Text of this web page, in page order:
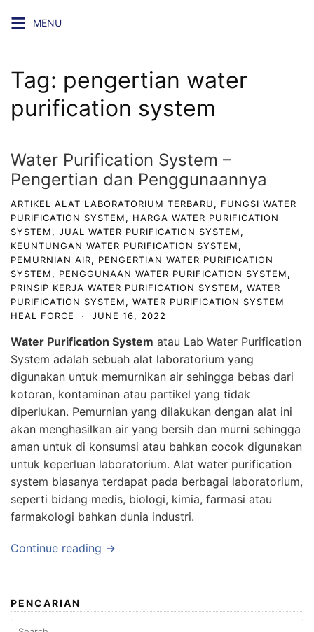
MENU
Tag: pengertian water
purification system
Water Purification System –
Pengertian dan Penggunaannya
ARTIKEL ALAT LABORATORIUM TERBARU, FUNGSI WATER
PURIFICATION SYSTEM, HARGA WATER PURIFICATION
SYSTEM, JUAL WATER PURIFICATION SYSTEM,
KEUNTUNGAN WATER PURIFICATION SYSTEM,
PEMURNIAN AIR, PENGERTIAN WATER PURIFICATION
SYSTEM, PENGGUNAAN WATER PURIFICATION SYSTEM,
PRINSIP KERJA WATER PURIFICATION SYSTEM, WATER
PURIFICATION SYSTEM, WATER PURIFICATION SYSTEM
HEAL FORCE
· JUNE 16, 2022
Water Purification System atau Lab Water Purification
System adalah sebuah alat laboratorium yang
digunakan untuk memurnikan air sehingga bebas dari
kotoran, kontaminan atau partikel yang tidak
diperlukan. Pemurnian yang dilakukan dengan alat ini
akan menghasilkan air yang bersih dan murni sehingga
aman untuk di konsumsi atau bahkan cocok digunakan
untuk keperluan laboratorium. Alat water purification
system biasanya terdapat pada berbagai laboratorium,
seperti bidang medis, biologi, kimia, farmasi atau
farmakologi bahkan dunia industri.
Continue reading →
PENCARIAN
Search